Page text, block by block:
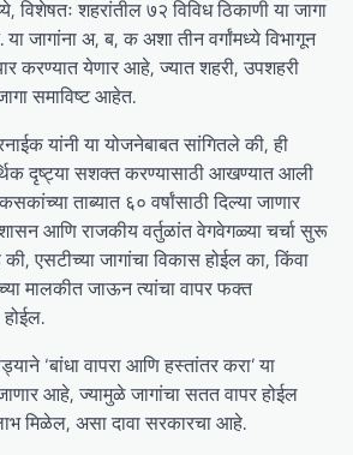
विशेषतः शहरांतील ७२ विविध ठिकाणी या जागा
जागांना अ, ब, क अशा तीन वर्गांमध्ये विभागून
करण्यात येणार आहे, ज्यात शहरी, उपशहरी
समाविष्ट आहेत.
यांनी या योजनेबाबत सांगितले की, ही
दृष्ट्या सशक्त करण्यासाठी आखण्यात आली
ताब्यात ६० वर्षांसाठी दिल्या जाणार
आणि राजकीय वर्तुळांत वेगवेगळ्या चर्चा सुरू
एसटीच्या जागांचा विकास होईल का, किंवा
मालकीत जाऊन त्यांचा वापर फक्त
होईल.
‘बांधा वापरा आणि हस्तांतर करा’ या
आहे, ज्यामुळे जागांचा सतत वापर होईल
मिळेल, असा दावा सरकारचा आहे.